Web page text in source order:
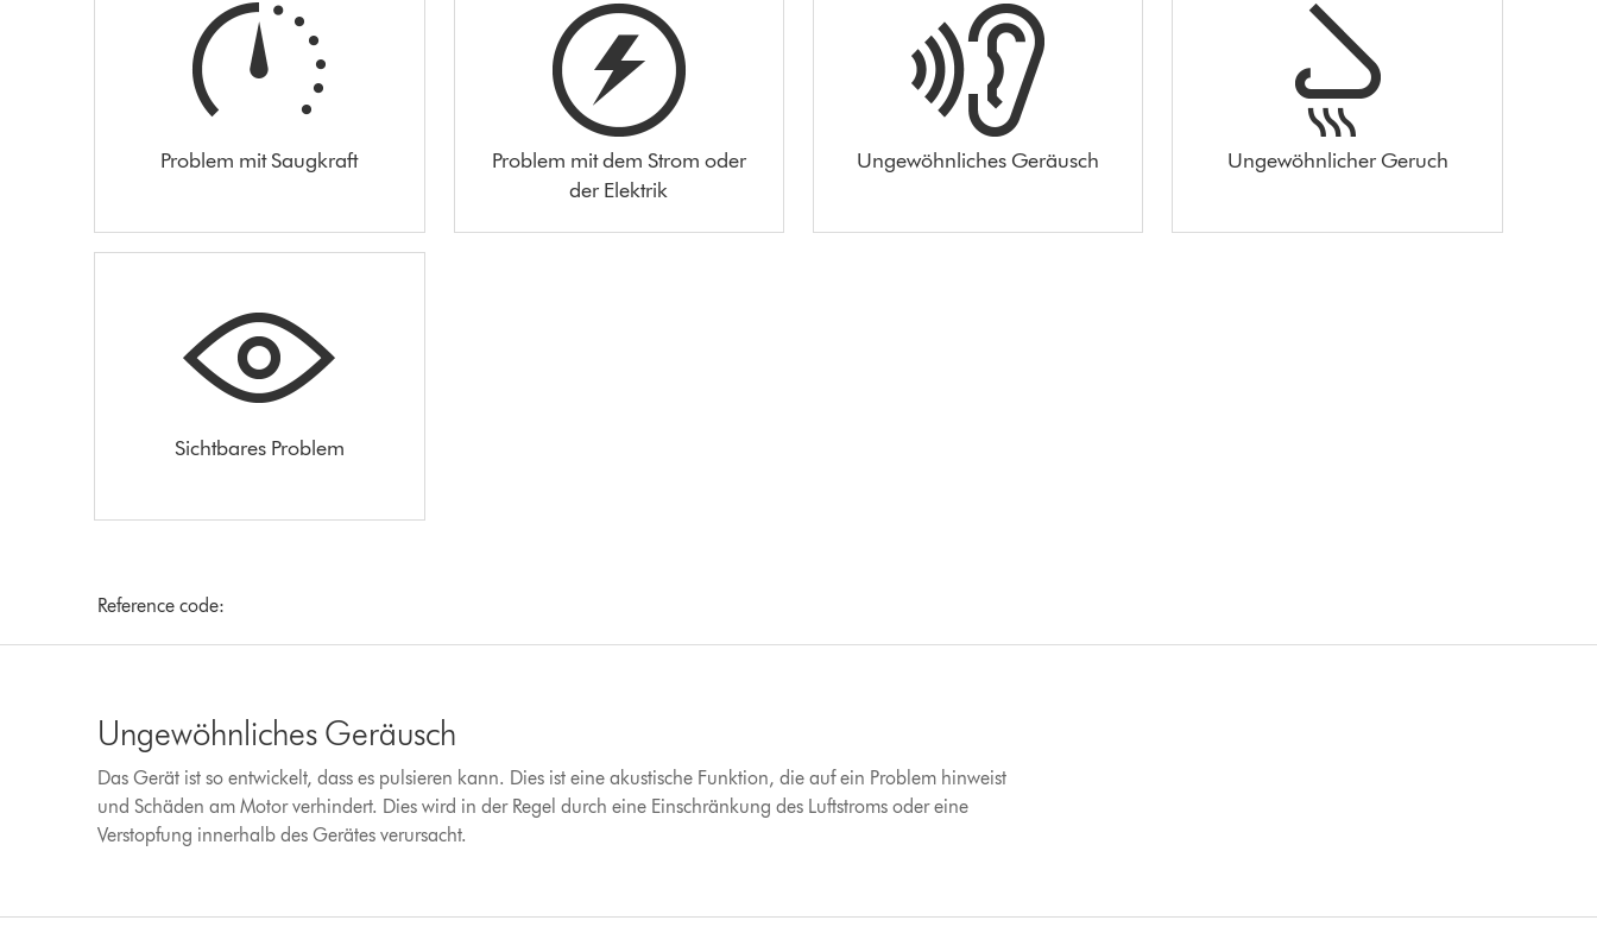
Problem mit Saugkraft
Problem mit dem Strom oder
der Elektrik
Ungewöhnliches Geräusch Ungewöhnlicher Geruch
Sichtbares Problem
Reference code:
Ungewöhnliches Geräusch
Das Gerät ist so entwickelt, dass es pulsieren kann. Dies ist eine akustische Funktion, die auf ein Problem hinweist
und Schäden am Motor verhindert. Dies wird in der Regel durch eine Einschränkung des Luftstroms oder eine
Verstopfung innerhalb des Gerätes verursacht.